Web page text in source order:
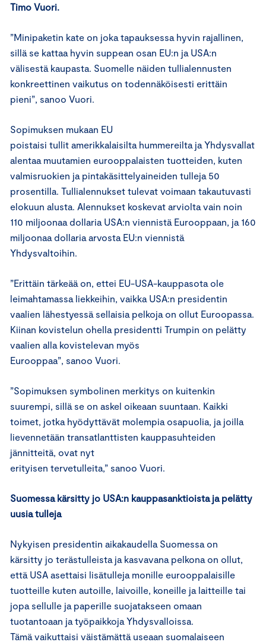
Timo Vuori.
”Minipaketin kate on joka tapauksessa hyvin rajallinen,
sillä se kattaa hyvin suppean osan EU:n ja USA:n
välisestä kaupasta. Suomelle näiden tullialennusten
konkreettinen vaikutus on todennäköisesti erittäin
pieni”, sanoo Vuori.
Sopimuksen mukaan EU
poistaisi tullit amerikkalaisilta hummereilta ja Yhdysvallat
alentaa muutamien eurooppalaisten tuotteiden, kuten
valmisruokien ja pintakäsittelyaineiden tulleja 50
prosentilla. Tullialennukset tulevat voimaan takautuvasti
elokuun alusta. Alennukset koskevat arviolta vain noin
110 miljoonaa dollaria USA:n viennistä Eurooppaan, ja 160
miljoonaa dollaria arvosta EU:n viennistä
Yhdysvaltoihin.
”Erittäin tärkeää on, ettei EU-USA-kauppasota ole
leimahtamassa liekkeihin, vaikka USA:n presidentin
vaalien lähestyessä sellaisia pelkoja on ollut Euroopassa.
Kiinan kovistelun ohella presidentti Trumpin on pelätty
vaalien alla kovistelevan myös
Eurooppaa”, sanoo Vuori.
”Sopimuksen symbolinen merkitys on kuitenkin
suurempi, sillä se on askel oikeaan suuntaan. Kaikki
toimet, jotka hyödyttävät molempia osapuolia, ja joilla
lievennetään transatlanttisten kauppasuhteiden
jännitteitä, ovat nyt
erityisen tervetulleita,” sanoo Vuori.
Suomessa kärsitty jo USA:n kauppasanktioista ja pelätty
uusia tulleja
Nykyisen presidentin aikakaudella Suomessa on
kärsitty jo terästulleista ja kasvavana pelkona on ollut,
että USA asettaisi lisätulleja monille eurooppalaisille
tuotteille kuten autoille, laivoille, koneille ja laitteille tai
jopa sellulle ja paperille suojatakseen omaan
tuotantoaan ja työpaikkoja Yhdysvalloissa.
Tämä vaikuttaisi väistämättä useaan suomalaiseen